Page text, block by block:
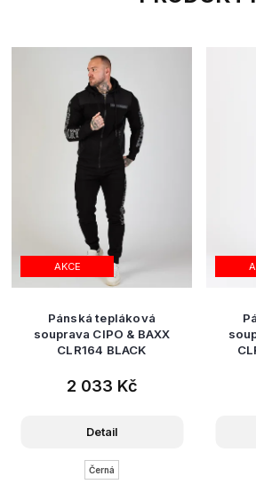
AKCE
Pánská tepláková
souprava CIPO & BAXX
CLR164 BLACK
2 033 Kč
Detail
Černá